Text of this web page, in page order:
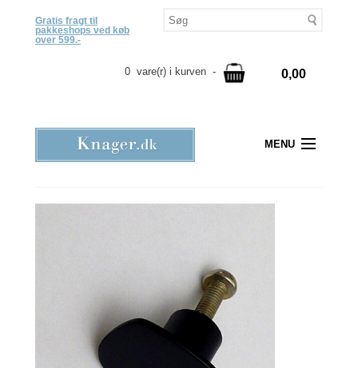
Gratis fragt til
pakkeshops ved køb
over 599.-
0 vare(r) i kurven - 0,00
MENU